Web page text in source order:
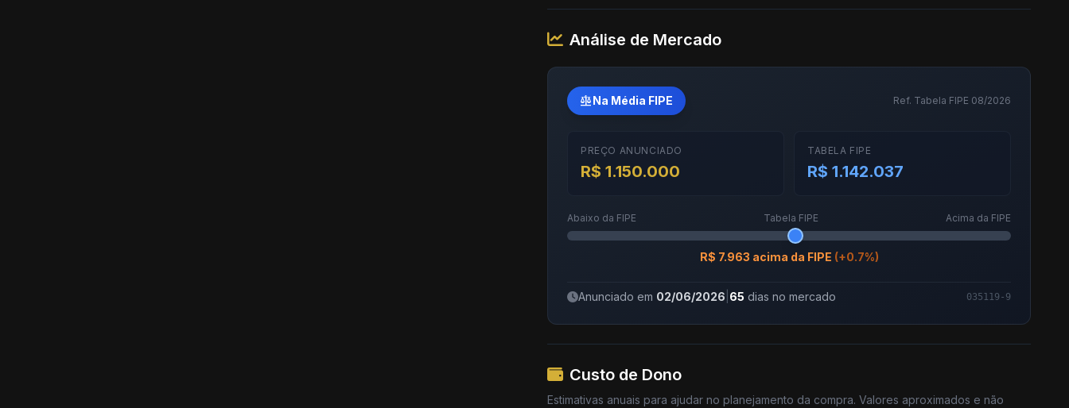
Análise de Mercado
balanceNa Média FIPE Ref. Tabela FIPE 08/2026
PREÇO ANUNCIADO
R$ 1.150.000
TABELA FIPE
R$ 1.142.037
Abaixo da FIPE Tabela FIPE Acima da FIPE
R$ 7.963 acima da FIPE (+0.7%)
Anunciado em 02/06/2026 65 dias no mercado 035119-9
Custo de Dono
Estimativas anuais para ajudar no planejamento da compra. Valores aproximados e não